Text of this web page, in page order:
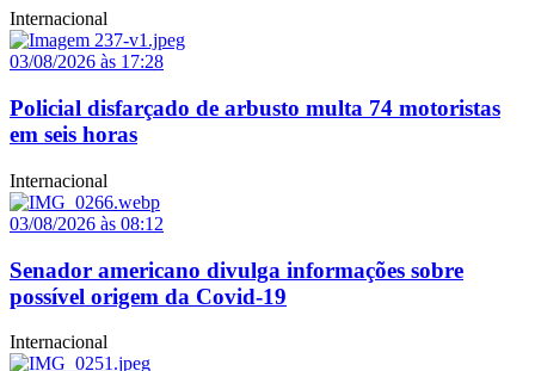
Internacional
03/08/2026 às 17:28
Policial disfarçado de arbusto multa 74 motoristas
em seis horas
Internacional
03/08/2026 às 08:12
Senador americano divulga informações sobre
possível origem da Covid-19
Internacional